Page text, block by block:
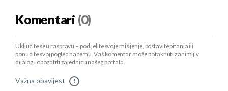
Komentari (0)
Uključite se u raspravu – podijelite svoje mišljenje, postavite pitanja ili
ponudite svoj pogled na temu. Vaš komentar može potaknuti zanimljiv
dijalog i obogatiti zajednicu našeg portala.
Važna obavijest !